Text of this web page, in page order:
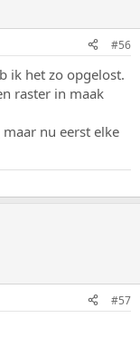
#56
ik het zo opgelost.
raster in maak
nu eerst elke
#57